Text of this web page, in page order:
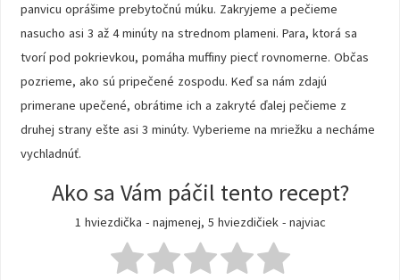
panvicu oprášime prebytočnú múku. Zakryjeme a pečieme
nasucho asi 3 až 4 minúty na strednom plameni. Para, ktorá sa
tvorí pod pokrievkou, pomáha muffiny piecť rovnomerne. Občas
pozrieme, ako sú pripečené zospodu. Keď sa nám zdajú
primerane upečené, obrátime ich a zakryté ďalej pečieme z
druhej strany ešte asi 3 minúty. Vyberieme na mriežku a necháme
vychladnúť.
Ako sa Vám páčil tento recept?
1 hviezdička - najmenej, 5 hviezdičiek - najviac